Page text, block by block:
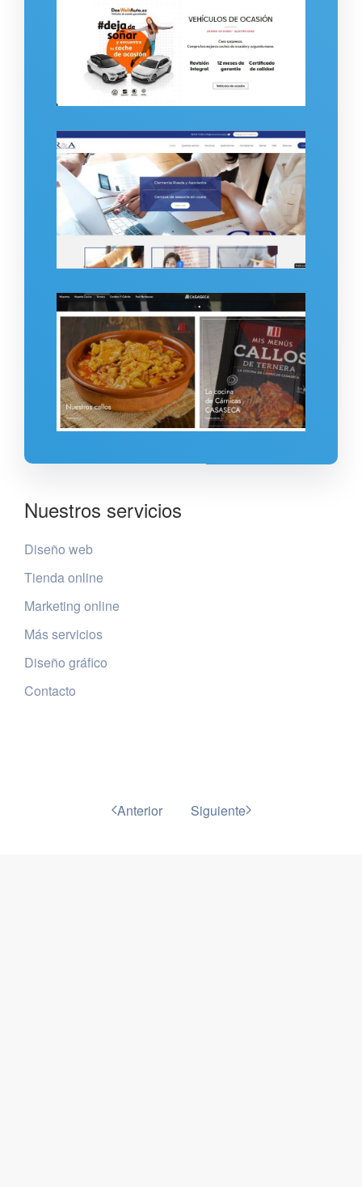
Nuestros servicios
Diseño web
Tienda online
Marketing online
Más servicios
Diseño gráfico
Contacto
Anterior Siguiente